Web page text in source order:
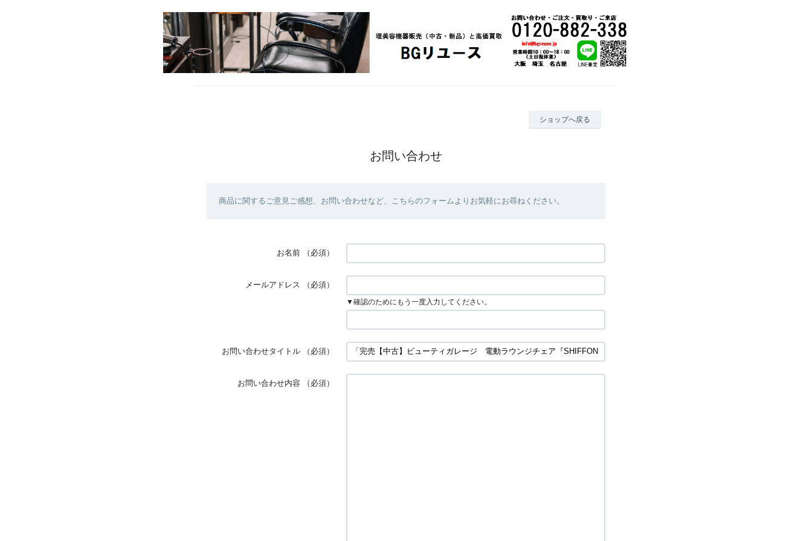
ショップへ戻る
お問い合わせ
商品に関するご意見ご感想、お問い合わせなど、こちらのフォームよりお気軽にお尋ねください。
お名前 （必須）
メールアドレス （必須）
▼確認のためにもう一度入力してください。
お問い合わせタイトル （必須）
お問い合わせ内容 （必須）